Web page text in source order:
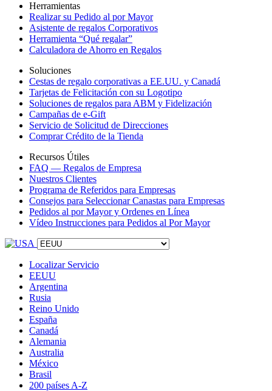
Herramientas
Realizar su Pedido al por Mayor
Asistente de regalos Corporativos
Herramienta “Qué regalar”
Calculadora de Ahorro en Regalos
Soluciones
Cestas de regalo corporativas a EE.UU. y Canadá
Tarjetas de Felicitación con su Logotipo
Soluciones de regalos para ABM y Fidelización
Campañas de e-Gift
Servicio de Solicitud de Direcciones
Comprar Crédito de la Tienda
Recursos Útiles
FAQ — Regalos de Empresa
Nuestros Clientes
Programa de Referidos para Empresas
Consejos para Seleccionar Canastas para Empresas
Pedidos al por Mayor y Ordenes en Línea
Vídeo Instrucciones para Pedidos al Por Mayor
Localizar Servicio
EEUU
Argentina
Rusia
Reino Unido
España
Canadá
Alemania
Australia
México
Brasil
200 países A-Z